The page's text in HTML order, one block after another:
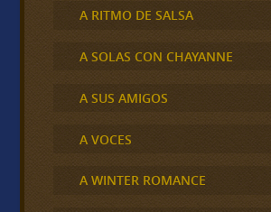
A RITMO DE SALSA
A SOLAS CON CHAYANNE
A SUS AMIGOS
A VOCES
A WINTER ROMANCE